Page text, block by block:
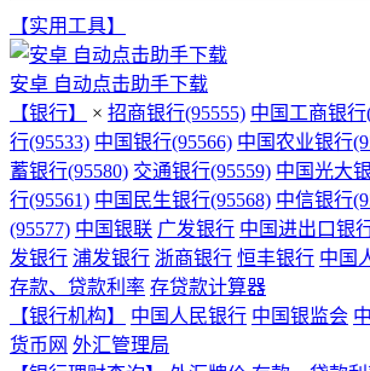
【实用工具】
安卓 自动点击助手下载
【银行】
× 招商银行(95555) 中国工商银行
行(95533) 中国银行(95566) 中国农业银行
蓄银行(95580) 交通银行(95559) 中国光大
行(95561) 中国民生银行(95568) 中信银行
(95577) 中国银联 广发银行 中国进出口银
发银行 浦发银行 浙商银行 恒丰银行 中国
存款、贷款利率 存贷款计算器
【银行机构】
中国人民银行 中国银监会
货币网 外汇管理局